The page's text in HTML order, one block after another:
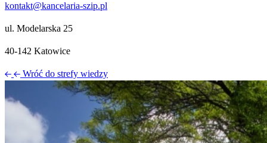
kontakt@kancelaria-szip.pl
ul. Modelarska 25
40‑142 Katowice
Wróć do strefy wiedzy